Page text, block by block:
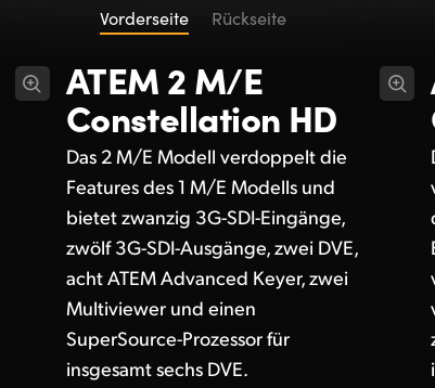
Vorderseite Rückseite
ATEM 2 M/E
Constellation HD
Das 2 M/E Modell verdoppelt die
Features des 1 M/E Modells und
bietet zwanzig 3G-SDI-Eingänge,
zwölf 3G-SDI-Ausgänge, zwei DVE,
acht ATEM Advanced Keyer, zwei
Multiviewer und einen
SuperSource-Prozessor für
insgesamt sechs DVE.